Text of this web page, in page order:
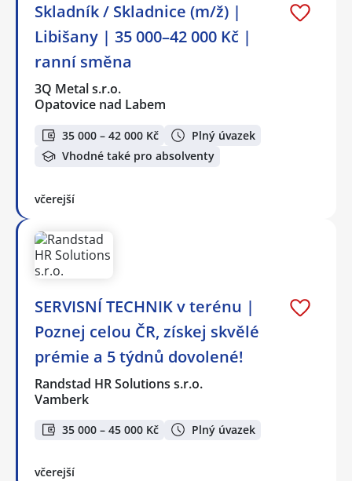
Skladník / Skladnice (m/ž) |
Libišany | 35 000–42 000 Kč |
ranní směna
3Q Metal s.r.o.
Opatovice nad Labem
35 000 – 42 000 Kč
Plný úvazek
Vhodné také pro absolventy
včerejší
SERVISNÍ TECHNIK v terénu |
Poznej celou ČR, získej skvělé
prémie a 5 týdnů dovolené!
Randstad HR Solutions s.r.o.
Vamberk
35 000 – 45 000 Kč Plný úvazek
včerejší